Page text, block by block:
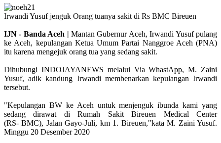
Irwandi Yusuf jenguk Orang tuanya sakit di Rs BMC Bireuen
IJN - Banda Aceh | Mantan Gubernur Aceh, Irwandi Yusuf pulang
ke Aceh, kepulangan Ketua Umum Partai Nanggroe Aceh (PNA)
itu karena mengejuk orang tua yang sedang sakit.
Dihubungi INDOJAYANEWS melalui Via WhastApp, M. Zaini
Yusuf, adik kandung Irwandi membenarkan kepulangan Irwandi
tersebut.
"Kepulangan BW ke Aceh untuk menjenguk ibunda kami yang
sedang dirawat di Rumah Sakit Bireuen Medical Center
(RS- BMC), Jalan Gayo-Juli, km 1. Bireuen,"kata M. Zaini Yusuf.
Minggu 20 Desember 2020